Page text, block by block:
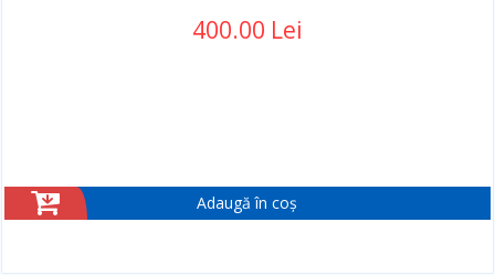
400.00 Lei
Adaugă în coș